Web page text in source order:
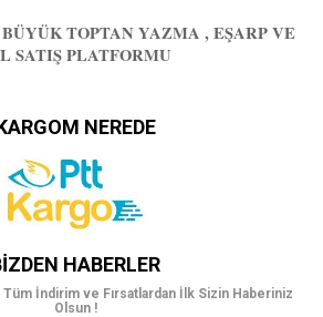
TOPTAN YAZMA , EŞARP VE
SATIŞ PLATFORMU
NEREDE
HABERLER
İndirim ve Fırsatlardan İlk Sizin Haberiniz
Olsun !